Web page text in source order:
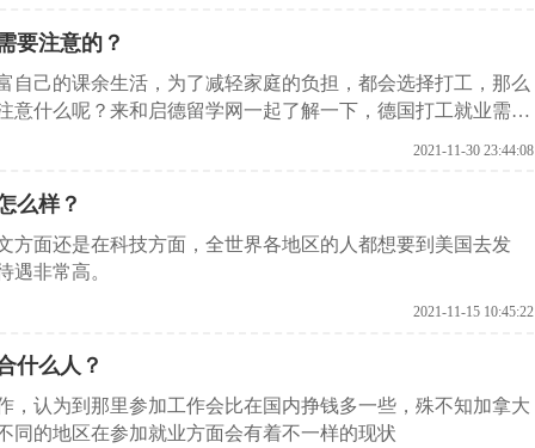
要注意的？
自己的课余生活，为了减轻家庭的负担，都会选择打工，那么
意什么呢？来和启德留学网一起了解一下，德国打工就业需要
2021-11-30 23:44:08
么样？
方面还是在科技方面，全世界各地区的人都想要到美国去发
遇非常高。
2021-11-15 10:45:22
什么人？
，认为到那里参加工作会比在国内挣钱多一些，殊不知加拿大
同的地区在参加就业方面会有着不一样的现状